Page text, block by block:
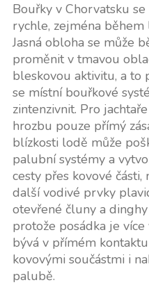
Bouřky v Chorvatsku
rychle, zejména během
Jasná obloha se může
proměnit v tmavou
bleskovou aktivitu, a to
se místní bouřkové
zintenzivnit. Pro
hrozbu pouze přímý
blízkosti lodě může
palubní systémy a
cesty přes kovové
další vodivé prvky
otevřené čluny a
protože posádka je
bývá v přímém
kovovými součástmi i
palubě.